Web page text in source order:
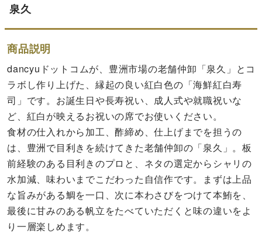
泉久
商品説明
dancyuドットコムが、豊洲市場の老舗仲卸「泉久」とコ
ラボし作り上げた、縁起の良い紅白色の「海鮮紅白寿
司」です。お誕生日や長寿祝い、成人式や就職祝いな
ど、紅白が映えるお祝いの席でお使いください。
食材の仕入れから加工、酢締め、仕上げまでを担うの
は、豊洲で目利きを続けてきた老舗仲卸の「泉久」。板
前経験のある目利きのプロと、ネタの選定からシャリの
水加減、味わいまでこだわった自信作です。まずは上品
な旨みがある鯛を一口、次に本わさびをつけて本鮪を、
最後に甘みのある帆立をたべていただくと味の違いをよ
り一層楽しめます。